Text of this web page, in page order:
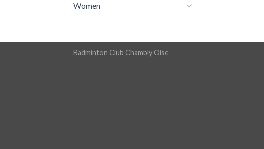
Women
Badminton Club Chambly Oise